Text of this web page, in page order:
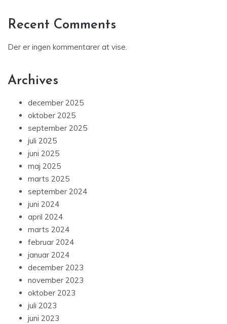
Recent Comments
Der er ingen kommentarer at vise.
Archives
december 2025
oktober 2025
september 2025
juli 2025
juni 2025
maj 2025
marts 2025
september 2024
juni 2024
april 2024
marts 2024
februar 2024
januar 2024
december 2023
november 2023
oktober 2023
juli 2023
juni 2023